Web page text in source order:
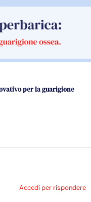
per la guarigione
Accedi per rispondere